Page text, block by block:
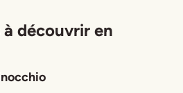
découvrir en